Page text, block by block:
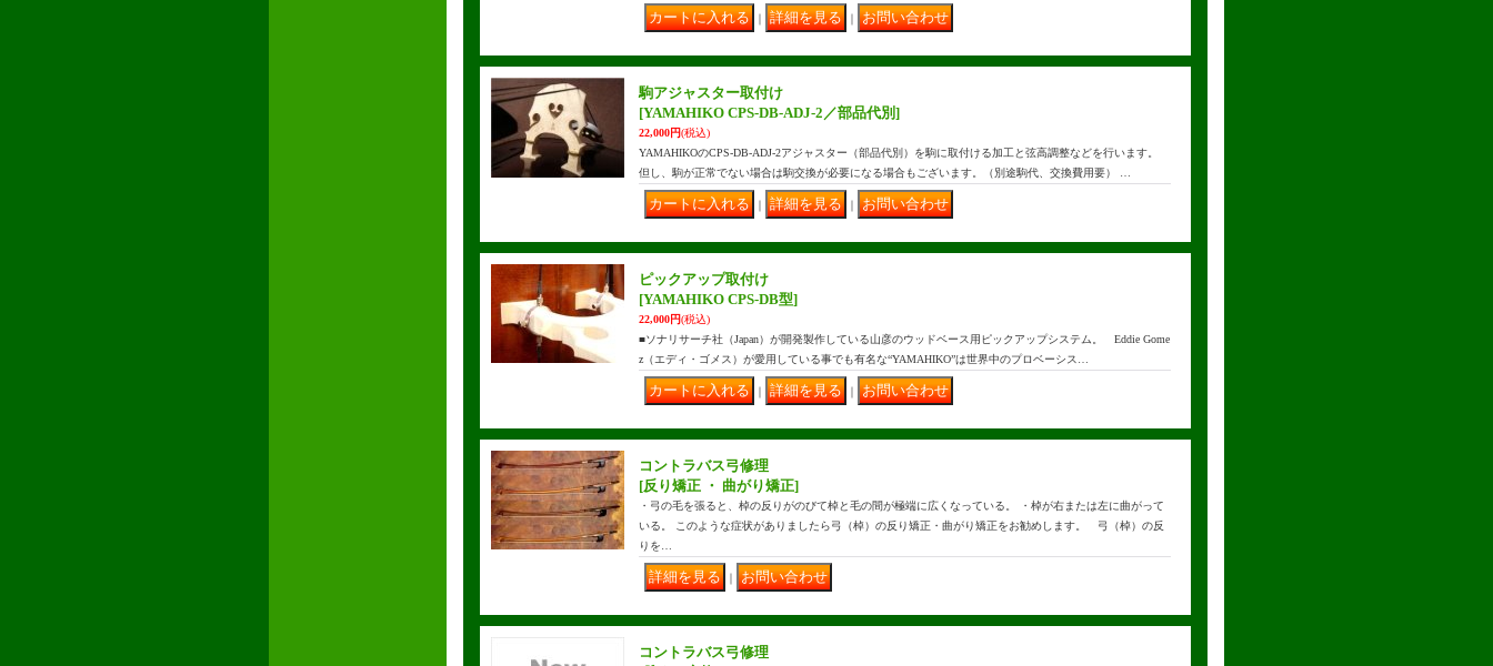
｜ ｜
駒アジャスター取付け
[YAMAHIKO CPS-DB-ADJ-2／部品代別]
22,000円(税込)
YAMAHIKOのCPS-DB-ADJ-2アジャスター（部品代別）を駒に取付ける加工と弦高調整などを行います。
但し、駒が正常でない場合は駒交換が必要になる場合もございます。（別途駒代、交換費用要） …
｜ ｜
ピックアップ取付け
[YAMAHIKO CPS-DB型]
22,000円(税込)
■ソナリサーチ社（Japan）が開発製作している山彦のウッドベース用ピックアップシステム。 Eddie Gome
z（エディ・ゴメス）が愛用している事でも有名な“YAMAHIKO”は世界中のプロベーシス…
｜ ｜
コントラバス弓修理
[反り矯正 ・ 曲がり矯正]
・弓の毛を張ると、棹の反りがのびて棹と毛の間が極端に広くなっている。 ・棹が右または左に曲がって
いる。 このような症状がありましたら弓（棹）の反り矯正・曲がり矯正をお勧めします。 弓（棹）の反
りを…
｜
コントラバス弓修理